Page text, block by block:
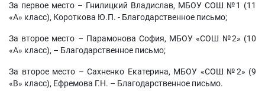
За первое место – Гнилицкий Владислав, МБОУ СОШ №1 (11
«А» класс), Короткова Ю.П. - Благодарственное письмо;
За второе место – Парамонова София, МБОУ «СОШ №2» (10
«А» класс), – Благодарственное письмо;
За второе место – Сахненко Екатерина, МБОУ «СОШ №2» (9
«В» класс), Ефремова Г.Н. – Благодарственное письмо.